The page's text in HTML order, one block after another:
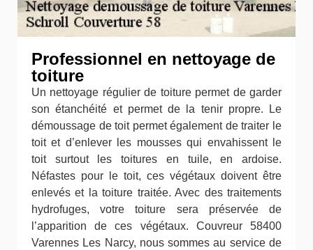
Professionnel en nettoyage de
toiture
Un nettoyage régulier de toiture permet de garder
son étanchéité et permet de la tenir propre. Le
démoussage de toit permet également de traiter le
toit et d’enlever les mousses qui envahissent le
toit surtout les toitures en tuile, en ardoise.
Néfastes pour le toit, ces végétaux doivent être
enlevés et la toiture traitée. Avec des traitements
hydrofuges, votre toiture sera préservée de
l’apparition de ces végétaux. Couvreur 58400
Varennes Les Narcy, nous sommes au service de